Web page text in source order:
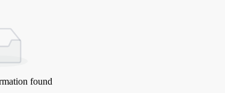
found